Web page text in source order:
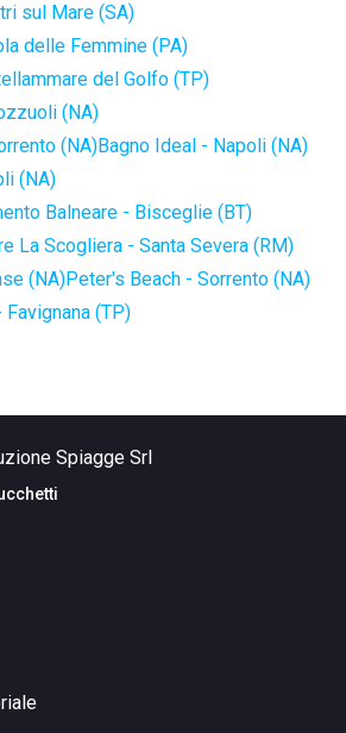
sul Mare (SA)
delle Femmine (PA)
del Golfo (TP)
(NA)
(NA)Bagno Ideal - Napoli (NA)
(NA)
Balneare - Bisceglie (BT)
La Scogliera - Santa Severa (RM)
(NA)Peter's Beach - Sorrento (NA)
(TP)
Spiagge Srl